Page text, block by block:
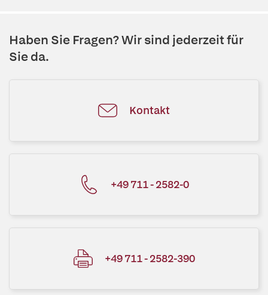
Haben Sie Fragen? Wir sind jederzeit für
Sie da.
Kontakt
+49 711 - 2582-0
+49 711 - 2582-390